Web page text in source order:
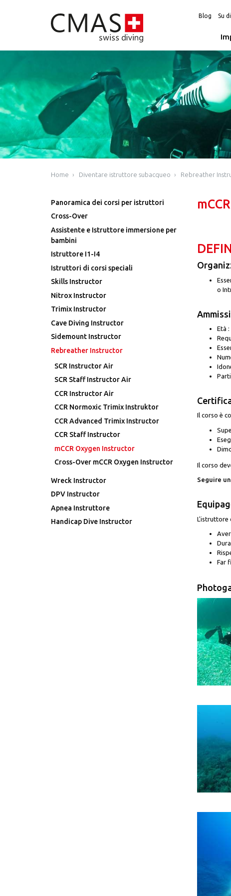
Blog Su
Home Diventare istruttore subacqueo Rebreather
Panoramica dei corsi per istruttori
Cross-Over
Assistente e Istruttore immersione per
bambini
Istruttore I1-I4
Istruttori di corsi speciali
Skills Instructor
Nitrox Instructor
Trimix Instructor
Cave Diving Instructor
Sidemount Instructor
Rebreather Instructor
SCR Instructor Air
SCR Staff Instructor Air
CCR Instructor Air
CCR Normoxic Trimix Instruktor
CCR Advanced Trimix Instructor
CCR Staff Instructor
mCCR Oxygen Instructor
Cross-Over mCCR Oxygen Instructor
Wreck Instructor
DPV Instructor
Apnea Instruttore
Handicap Dive Instructor
o
Età
Il corso è
Il corso
Seguire
L'istruttore
Far